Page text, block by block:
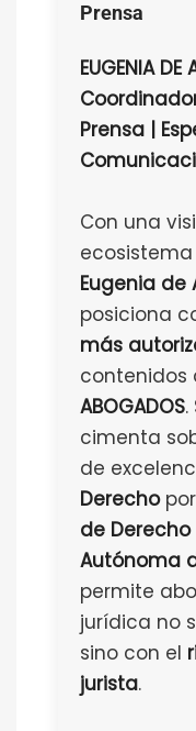
Prensa
EUGENIA DE
Prensa |
Con una
Eugenia de
posiciona
más
contenidos
ABOGADOS
cimenta
de
Derecho
de
Autónoma
permite
jurídica no
sino con el
jurista.